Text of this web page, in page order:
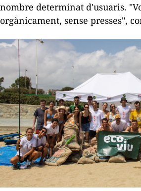
nombre determinat d'usuaris.
orgànicament, sense presses",